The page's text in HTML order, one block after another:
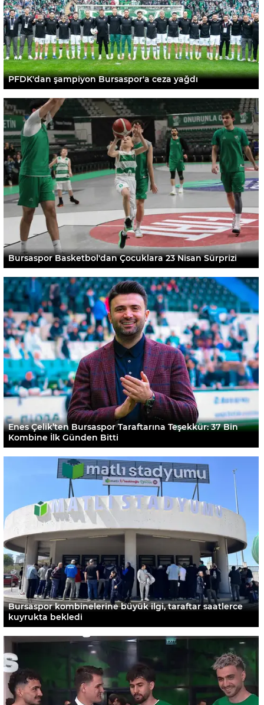
PFDK'dan şampiyon Bursaspor'a ceza yağdı
Bursaspor Basketbol'dan Çocuklara 23 Nisan Sürprizi
Enes Çelik’ten Bursaspor Taraftarına Teşekkür: 37 Bin
Kombine İlk Günden Bitti
Bursaspor kombinelerine büyük ilgi, taraftar saatlerce
kuyrukta bekledi